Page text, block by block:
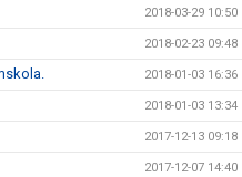
2018-03-29 10:50
2018-02-23 09:48
2018-01-03 16:36
2018-01-03 13:34
2017-12-13 09:18
2017-12-07 14:40